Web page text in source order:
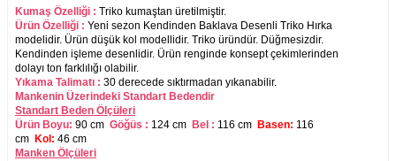
Kumaş Özelliği : Triko kumaştan üretilmiştir.
Ürün Özelliği : Yeni sezon Kendinden Baklava Desenli Triko Hırka
modelidir. Ürün düşük kol modellidir. Triko üründür. Düğmesizdir.
Kendinden işleme desenlidir. Ürün renginde konsept çekimlerinden
dolayı ton farklılığı olabilir.
Yıkama Talimatı : 30 derecede sıktırmadan yıkanabilir.
Mankenin Üzerindeki Standart Bedendir
Standart Beden Ölçüleri
Ürün Boyu: 90 cm Göğüs : 124 cm Bel : 116 cm Basen: 116
cm Kol: 46 cm
Manken Ölçüleri